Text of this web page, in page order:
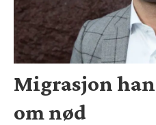
Migrasjon
om nød